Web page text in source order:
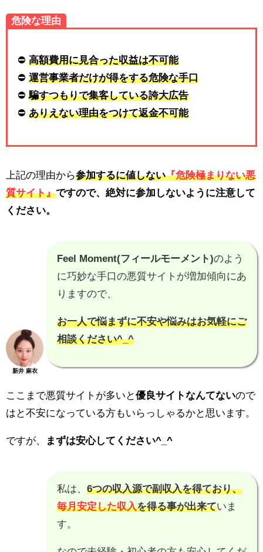
危険な理由
⛔ 高額費用に見合った収益は不可能
⛔ 運営事業者だけが得をする危険な手口
⛔騙すつもりで集客している誇大広告
⛔ ありえない理由をつけて返金不可能
上記の理由から参加するに値しない『危険極まりない悪
質サイト』ですので、 絶対に参加しないように注意して
ください。
新井 麻衣
Feel Moment(フィールモーメント)のよう
に巧妙な手口の悪質サイトが増加傾向にあ
りますので、
お一人で悩まずに不安や悩みはお気軽にご
相談ください^_^
ここまで悪質サイトが多いと優良サイトなんてないので
はと不安になっている方もいらっしゃるかと思います。
ですが、 まずは安心してください^_^
私は、 6つの収入源で副収入を得ており、
毎月安定した収入を得る事が出来ていま
す。